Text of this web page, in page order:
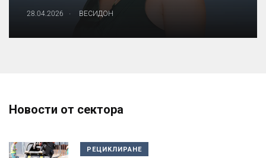
28.04.2026 . ВЕСИДОН
Новости от сектора
РЕЦИКЛИРАНЕ